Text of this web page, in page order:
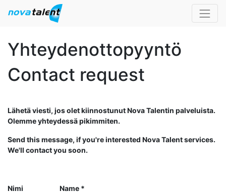
Yhteydenottopyyntö
Contact request
Lähetä viesti, jos olet kiinnostunut Nova Talentin palveluista.
Olemme yhteydessä pikimmiten.
Send this message, if you're interested Nova Talent services.
We'll contact you soon.
Nimi Name